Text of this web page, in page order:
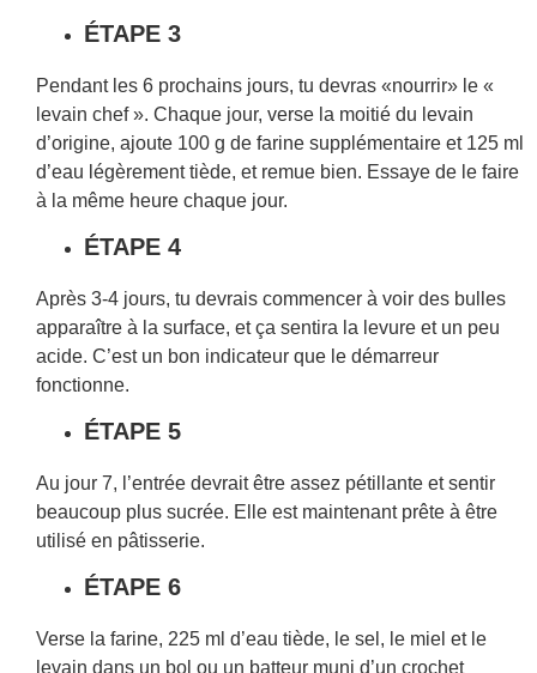
ÉTAPE 3
Pendant les 6 prochains jours, tu devras «nourrir» le «
levain chef ». Chaque jour, verse la moitié du levain
d’origine, ajoute 100 g de farine supplémentaire et 125 ml
d’eau légèrement tiède, et remue bien. Essaye de le faire
à la même heure chaque jour.
ÉTAPE 4
Après 3-4 jours, tu devrais commencer à voir des bulles
apparaître à la surface, et ça sentira la levure et un peu
acide. C’est un bon indicateur que le démarreur
fonctionne.
ÉTAPE 5
Au jour 7, l’entrée devrait être assez pétillante et sentir
beaucoup plus sucrée. Elle est maintenant prête à être
utilisé en pâtisserie.
ÉTAPE 6
Verse la farine, 225 ml d’eau tiède, le sel, le miel et le
levain dans un bol ou un batteur muni d’un crochet